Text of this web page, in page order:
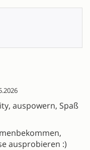
auspowern, Spaß
ausprobieren :)